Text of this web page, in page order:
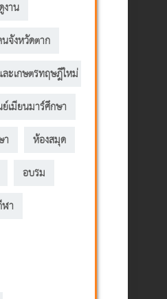
งาน
จังหวัดตาก
ละเกษตรทฤษฎีใหม่
เมียนมาร์ศึกษา
า ห้องสมุด
อบรม
ฬา